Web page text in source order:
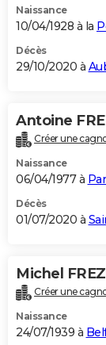
Naissance
10/04/1928 à la
Décès
29/10/2020 à
Antoine
Créer une
Naissance
06/04/1977 à
Décès
01/07/2020 à
Michel
Créer une
Naissance
24/07/1939 à